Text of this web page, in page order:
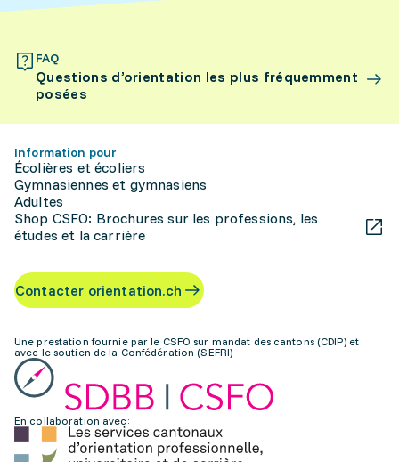
FAQ
Questions d’orientation les plus fréquemment
posées
Information pour
Écolières et écoliers
Gymnasiennes et gymnasiens
Adultes
Shop CSFO: Brochures sur les professions, les
études et la carrière
Contacter orientation.ch
Une prestation fournie par le CSFO sur mandat des cantons (CDIP) et
avec le soutien de la Confédération (SEFRI)
En collaboration avec: